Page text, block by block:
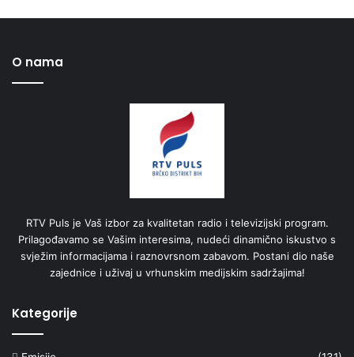
O nama
RTV Puls je Vaš izbor za kvalitetan radio i televizijski program.
Prilagođavamo se Vašim interesima, nudeći dinamično iskustvo s
svježim informacijama i raznovrsnom zabavom. Postani dio naše
zajednice i uživaj u vrhunskim medijskim sadržajima!
Kategorije